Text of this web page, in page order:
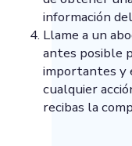
información
Llame a un
antes posible
importantes y
cualquier
recibas la